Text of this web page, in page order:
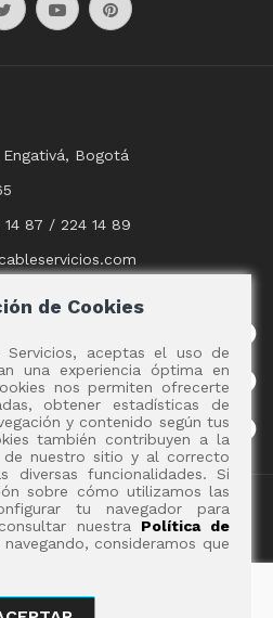
Bogotá
87 / 224 14 89
de Cookies
Servicios, aceptas el uso de
una experiencia óptima en
nos permiten ofrecerte
obtener estadísticas de
y contenido según tus
también contribuyen a la
de nuestro sitio y al correcto
diversas funcionalidades. Si
sobre cómo utilizamos las
tu navegador para
nuestra Política de
consideramos que
- Cable Servicios S.A.